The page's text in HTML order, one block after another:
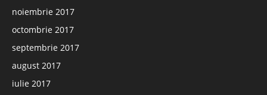
noiembrie 2017
octombrie 2017
septembrie 2017
august 2017
iulie 2017